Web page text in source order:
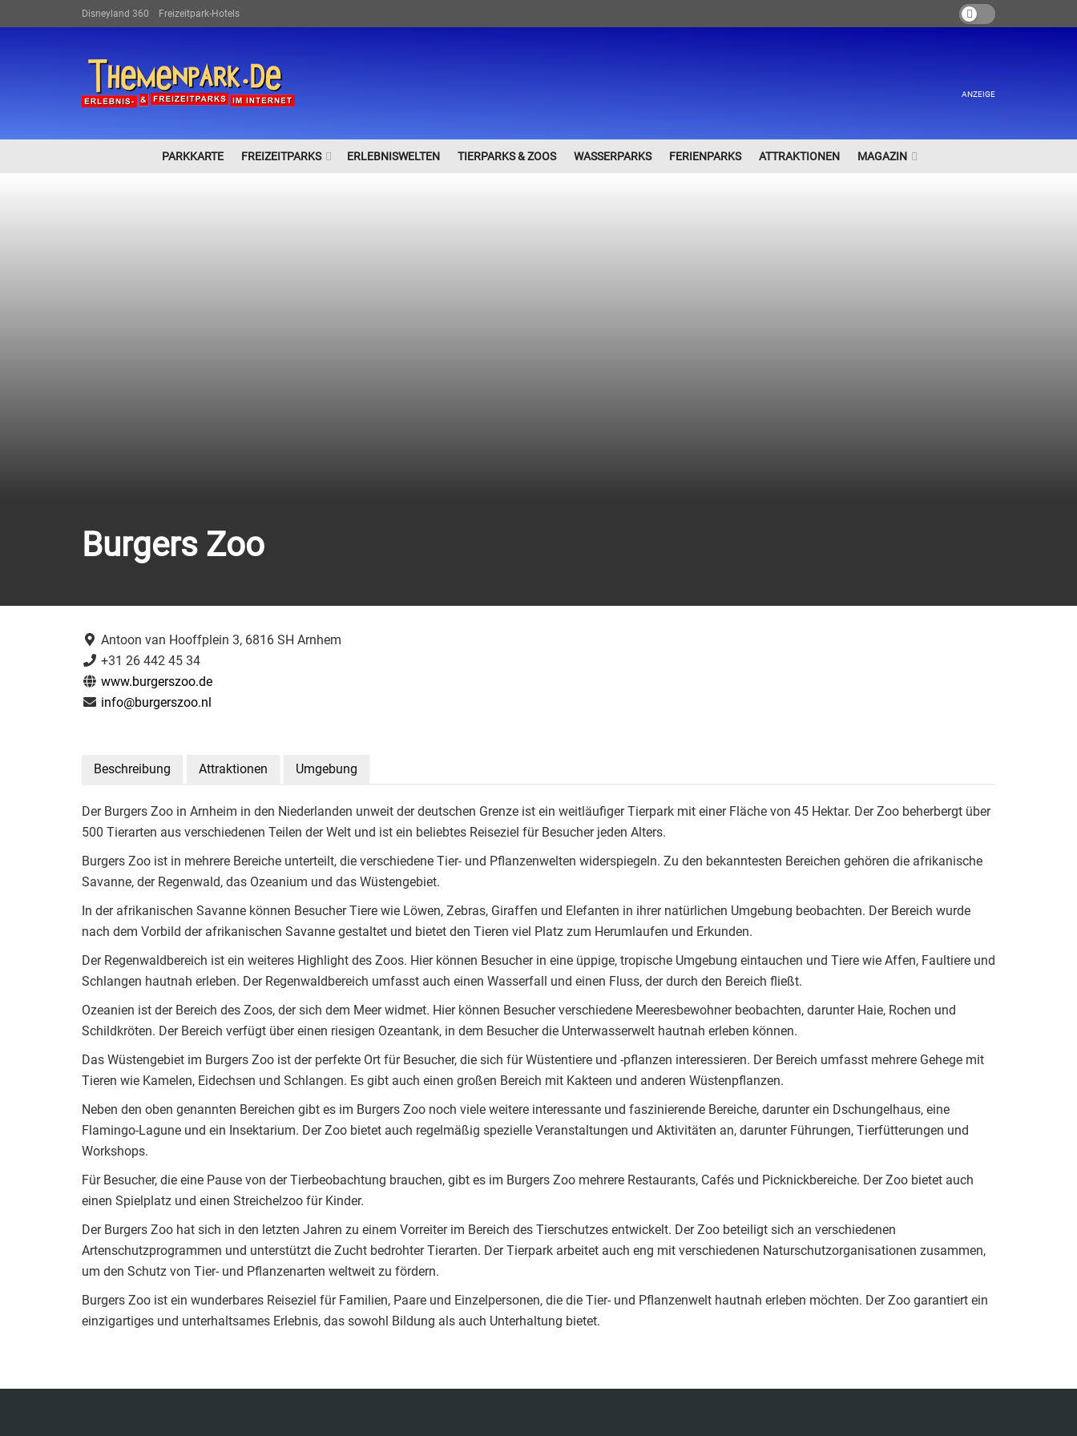
Disneyland 360 Freizeitpark-Hotels
ANZEIGE
PARKKARTE FREIZEITPARKS ERLEBNISWELTEN TIERPARKS & ZOOS WASSERPARKS FERIENPARKS ATTRAKTIONEN MAGAZIN
Burgers Zoo
Antoon van Hooffplein 3, 6816 SH Arnhem
+31 26 442 45 34
www.burgerszoo.de
info@burgerszoo.nl
Beschreibung Attraktionen Umgebung
Der Burgers Zoo in Arnheim in den Niederlanden unweit der deutschen Grenze ist ein weitläufiger Tierpark mit einer Fläche von 45 Hektar. Der Zoo beherbergt über
500 Tierarten aus verschiedenen Teilen der Welt und ist ein beliebtes Reiseziel für Besucher jeden Alters.
Burgers Zoo ist in mehrere Bereiche unterteilt, die verschiedene Tier- und Pflanzenwelten widerspiegeln. Zu den bekanntesten Bereichen gehören die afrikanische
Savanne, der Regenwald, das Ozeanium und das Wüstengebiet.
In der afrikanischen Savanne können Besucher Tiere wie Löwen, Zebras, Giraffen und Elefanten in ihrer natürlichen Umgebung beobachten. Der Bereich wurde
nach dem Vorbild der afrikanischen Savanne gestaltet und bietet den Tieren viel Platz zum Herumlaufen und Erkunden.
Der Regenwaldbereich ist ein weiteres Highlight des Zoos. Hier können Besucher in eine üppige, tropische Umgebung eintauchen und Tiere wie Affen, Faultiere und
Schlangen hautnah erleben. Der Regenwaldbereich umfasst auch einen Wasserfall und einen Fluss, der durch den Bereich fließt.
Ozeanien ist der Bereich des Zoos, der sich dem Meer widmet. Hier können Besucher verschiedene Meeresbewohner beobachten, darunter Haie, Rochen und
Schildkröten. Der Bereich verfügt über einen riesigen Ozeantank, in dem Besucher die Unterwasserwelt hautnah erleben können.
Das Wüstengebiet im Burgers Zoo ist der perfekte Ort für Besucher, die sich für Wüstentiere und -pflanzen interessieren. Der Bereich umfasst mehrere Gehege mit
Tieren wie Kamelen, Eidechsen und Schlangen. Es gibt auch einen großen Bereich mit Kakteen und anderen Wüstenpflanzen.
Neben den oben genannten Bereichen gibt es im Burgers Zoo noch viele weitere interessante und faszinierende Bereiche, darunter ein Dschungelhaus, eine
Flamingo-Lagune und ein Insektarium. Der Zoo bietet auch regelmäßig spezielle Veranstaltungen und Aktivitäten an, darunter Führungen, Tierfütterungen und
Workshops.
Für Besucher, die eine Pause von der Tierbeobachtung brauchen, gibt es im Burgers Zoo mehrere Restaurants, Cafés und Picknickbereiche. Der Zoo bietet auch
einen Spielplatz und einen Streichelzoo für Kinder.
Der Burgers Zoo hat sich in den letzten Jahren zu einem Vorreiter im Bereich des Tierschutzes entwickelt. Der Zoo beteiligt sich an verschiedenen
Artenschutzprogrammen und unterstützt die Zucht bedrohter Tierarten. Der Tierpark arbeitet auch eng mit verschiedenen Naturschutzorganisationen zusammen,
um den Schutz von Tier- und Pflanzenarten weltweit zu fördern.
Burgers Zoo ist ein wunderbares Reiseziel für Familien, Paare und Einzelpersonen, die die Tier- und Pflanzenwelt hautnah erleben möchten. Der Zoo garantiert ein
einzigartiges und unterhaltsames Erlebnis, das sowohl Bildung als auch Unterhaltung bietet.